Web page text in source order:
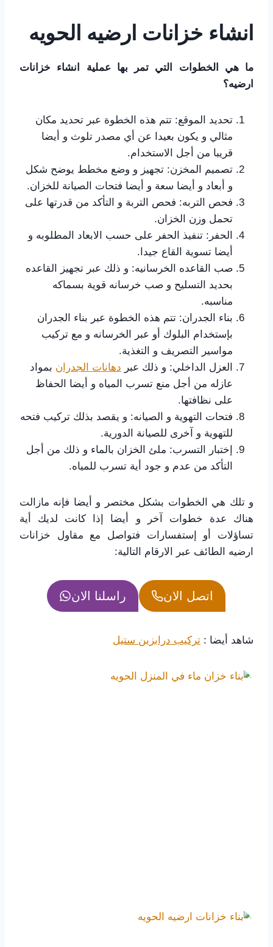
انشاء خزانات ارضيه الحويه
ما هي الخطوات التي تمر بها عملية انشاء خزانات
ارضيه؟
تحديد الموقع: تتم هذه الخطوة عبر تحديد مكان
مثالي و يكون بعيدا عن أي مصدر تلوث و أيضا
قريبا من أجل الاستخدام.
تصميم المخزن: تجهيز و وضع مخطط يوضح شكل
و أبعاد و أيضا سعة و أيضا فتحات الصيانة للخزان.
فحص التربه: فحص التربة و التأكد من قدرتها على
تحمل وزن الخزان.
الحفر: تنفيذ الحفر على حسب الابعاد المطلوبه و
أيضا تسوية القاع جيدا.
صب القاعده الخرسانيه: و ذلك عبر تجهيز القاعده
بحديد التسليح و صب خرسانه قوية بسماكه
مناسبه.
بناء الجدران: تتم هذه الخطوة عبر بناء الجدران
بإستخدام البلوك أو عبر الخرسانه و مع تركيب
مواسير التصريف و التغذية.
العزل الداخلي: و ذلك عبر دهانات الجدران بمواد
عازله من أجل منع تسرب المياه و أيضا الحفاظ
على نظافتها.
فتحات التهوية و الصيانه: و يقصد بذلك تركيب فتحه
للتهوية و آخرى للصيانة الدورية.
إختبار التسرب: ملئ الخزان بالماء و ذلك من أجل
التأكد من عدم و جود أية تسرب للمياه.
و تلك هي الخطوات بشكل مختصر و أيضا فإنه مازالت
هناك عدة خطوات آخر و أيضا إذا كانت لديك أية
تساؤلات أو إستفسارات فتواصل مع مقاول خزانات
ارضيه الطائف عبر الارقام التالية:
اتصل الان راسلنا الان
شاهد أيضا : تركيب درابزين ستيل